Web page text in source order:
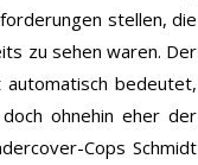
stellen, die
zu sehen waren. Der
bedeutet,
ohnehin eher der
Cops Schmidt